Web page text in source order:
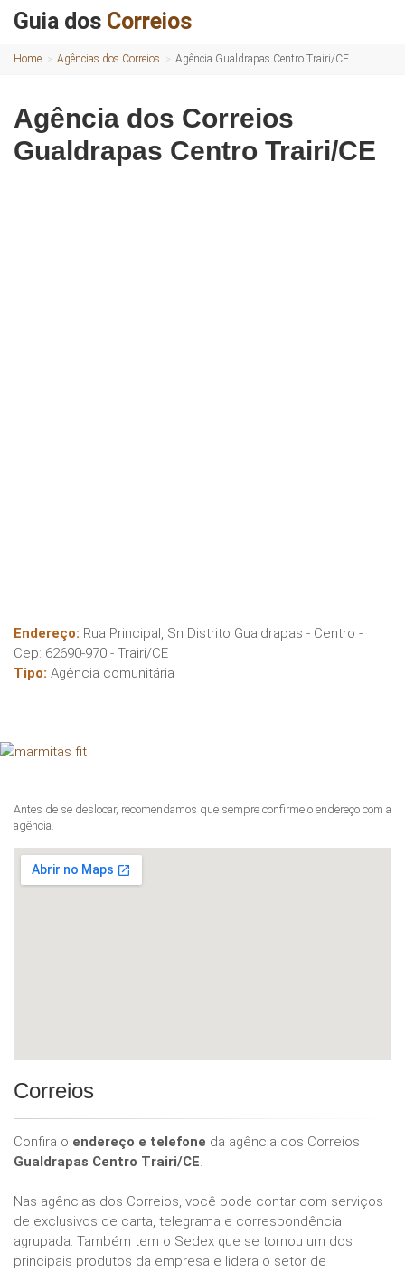
Guia dos Correios
Home Agências dos Correios Agência Gualdrapas Centro Trairi/CE
Agência dos Correios
Gualdrapas Centro Trairi/CE
Endereço: Rua Principal, Sn Distrito Gualdrapas - Centro -
Cep: 62690-970 - Trairi/CE
Tipo: Agência comunitária
Antes de se deslocar, recomendamos que sempre confirme o endereço com a
agência.
Correios
Confira o endereço e telefone da agência dos Correios
Gualdrapas Centro Trairi/CE.
Nas agências dos Correios, você pode contar com serviços
de exclusivos de carta, telegrama e correspondência
agrupada. Também tem o Sedex que se tornou um dos
principais produtos da empresa e lidera o setor de